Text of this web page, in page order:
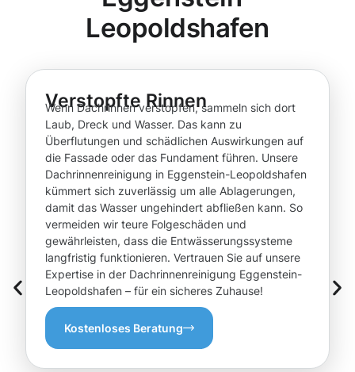
Leopoldshafen
Verstopfte Rinnen
Wenn Dachrinnen verstopfen, sammeln sich dort
Laub, Dreck und Wasser. Das kann zu
Überflutungen und schädlichen Auswirkungen auf
die Fassade oder das Fundament führen. Unsere
Dachrinnenreinigung in Eggenstein-Leopoldshafen
kümmert sich zuverlässig um alle Ablagerungen,
damit das Wasser ungehindert abfließen kann. So
vermeiden wir teure Folgeschäden und
gewährleisten, dass die Entwässerungssysteme
langfristig funktionieren. Vertrauen Sie auf unsere
Expertise in der Dachrinnenreinigung Eggenstein-
Leopoldshafen – für ein sicheres Zuhause!
Kostenloses Beratung